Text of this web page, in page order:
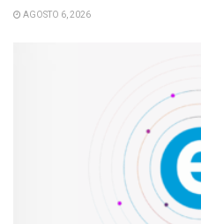
AGOSTO 6, 2026